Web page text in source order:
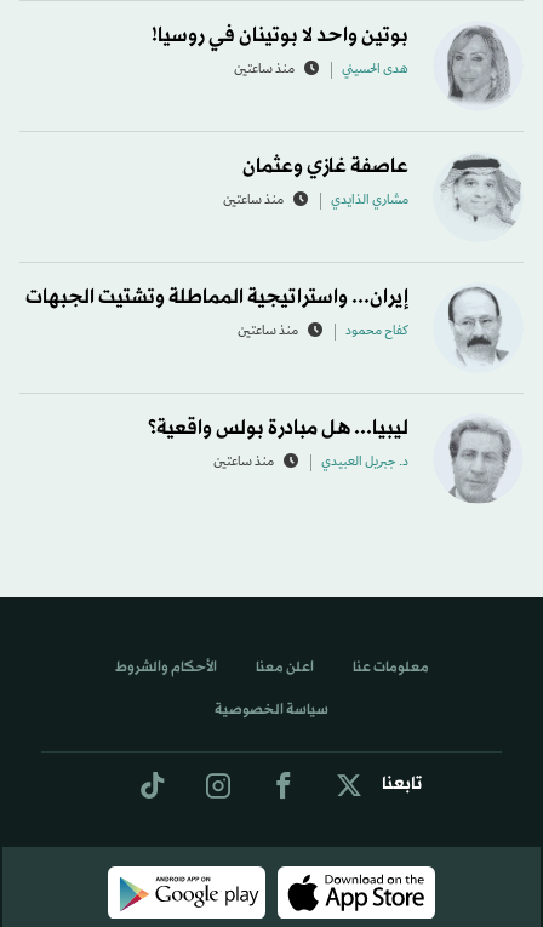
بوتين واحد لا بوتينان في روسيا!
هدى الحسيني منذ ساعتين
عاصفة غازي وعثمان
مشاري الذايدي منذ ساعتين
إيران... واستراتيجية المماطلة وتشتيت الجبهات
كفاح محمود منذ ساعتين
ليبيا... هل مبادرة بولس واقعية؟
د. جبريل العبيدي منذ ساعتين
تابعنا
معلومات عنا اعلن معنا الأحكام والشروط
سياسة الخصوصية